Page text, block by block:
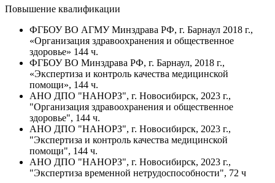
Повышение квалификации
ФГБОУ ВО АГМУ Минздрава РФ, г. Барнаул 2018 г.,
«Организация здравоохранения и общественное
здоровье» 144 ч.
ФГБОУ ВО Минздрава РФ, г. Барнаул, 2018 г.,
«Экспертиза и контроль качества медицинской
помощи», 144 ч.
АНО ДПО "НАНОРЗ", г. Новосибирск, 2023 г.,
"Организация здравоохранения и общественное
здоровье", 144 ч.
АНО ДПО "НАНОРЗ", г. Новосибирск, 2023 г.,
"Экспертиза и контроль качества медицинской
помощи", 144 ч.
АНО ДПО "НАНОРЗ", г. Новосибирск, 2023 г.,
"Экспертиза временной нетрудоспособности", 72 ч